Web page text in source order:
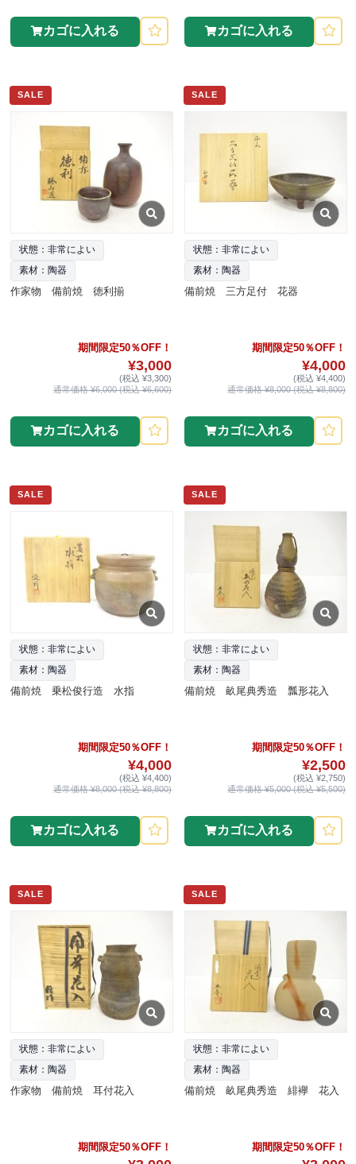
カゴに入れる カゴに入れる
SALE
状態：非常によい
素材：陶器
作家物 備前焼 徳利揃
期間限定50％OFF！
¥3,000
(税込 ¥3,300)
通常価格 ¥6,000 (税込 ¥6,600)
カゴに入れる
SALE
状態：非常によい
素材：陶器
備前焼 三方足付 花器
期間限定50％OFF！
¥4,000
(税込 ¥4,400)
通常価格 ¥8,000 (税込 ¥8,800)
カゴに入れる
SALE
状態：非常によい
素材：陶器
備前焼 乗松俊行造 水指
期間限定50％OFF！
¥4,000
(税込 ¥4,400)
通常価格 ¥8,000 (税込 ¥8,800)
カゴに入れる
SALE
状態：非常によい
素材：陶器
備前焼 畝尾典秀造 瓢形花入
期間限定50％OFF！
¥2,500
(税込 ¥2,750)
通常価格 ¥5,000 (税込 ¥5,500)
カゴに入れる
SALE
状態：非常によい
素材：陶器
作家物 備前焼 耳付花入
期間限定50％OFF！
SALE
状態：非常によい
素材：陶器
備前焼 畝尾典秀造 緋襷 花入
期間限定50％OFF！